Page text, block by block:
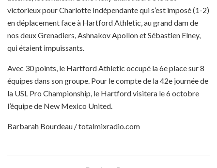
victorieux pour Charlotte Indépendante qui s’est imposé (1-2)
en déplacement face à Hartford Athletic, au grand dam de
nos deux Grenadiers, Ashnakov Apollon et Sébastien Elney,
qui étaient impuissants.
Avec 30 points, le Hartford Athletic occupé la 6e place sur 8
équipes dans son groupe. Pour le compte de la 42e journée de
la USL Pro Championship, le Hartford visitera le 6 octobre
l’équipe de New Mexico United.
Barbarah Bourdeau / totalmixradio.com